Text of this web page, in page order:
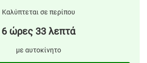
Καλύπτεται σε περίπου
6 ώρες 33 λεπτά
με αυτοκίνητο